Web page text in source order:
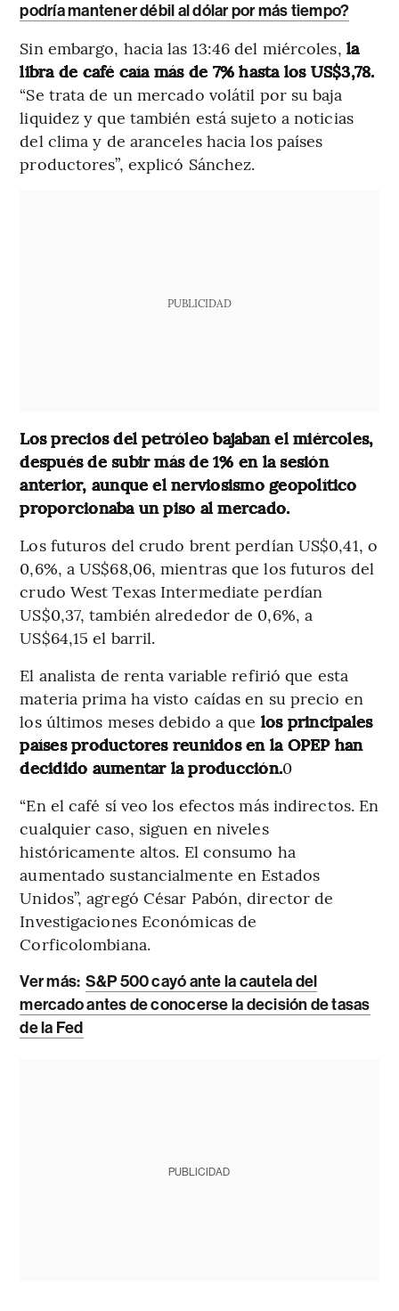
podría mantener débil al dólar por más tiempo?
Sin embargo, hacia las 13:46 del miércoles, la
libra de café caía más de 7% hasta los US$3,78.
“Se trata de un mercado volátil por su baja
liquidez y que también está sujeto a noticias
del clima y de aranceles hacia los países
productores”, explicó Sánchez.
PUBLICIDAD
Los precios del petróleo bajaban el miércoles,
después de subir más de 1% en la sesión
anterior, aunque el nerviosismo geopolítico
proporcionaba un piso al mercado.
Los futuros del crudo brent perdían US$0,41, o
0,6%, a US$68,06, mientras que los futuros del
crudo West Texas Intermediate perdían
US$0,37, también alrededor de 0,6%, a
US$64,15 el barril.
El analista de renta variable refirió que esta
materia prima ha visto caídas en su precio en
los últimos meses debido a que los principales
países productores reunidos en la OPEP han
decidido aumentar la producción.0
“En el café sí veo los efectos más indirectos. En
cualquier caso, siguen en niveles
históricamente altos. El consumo ha
aumentado sustancialmente en Estados
Unidos”, agregó César Pabón, director de
Investigaciones Económicas de
Corficolombiana.
Ver más: S&P 500 cayó ante la cautela del
mercado antes de conocerse la decisión de tasas
de la Fed
PUBLICIDAD